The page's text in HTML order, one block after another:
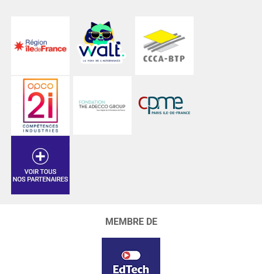
MEMBRE DE